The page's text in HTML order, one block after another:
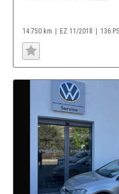
14.750 km EZ 11/2018 136